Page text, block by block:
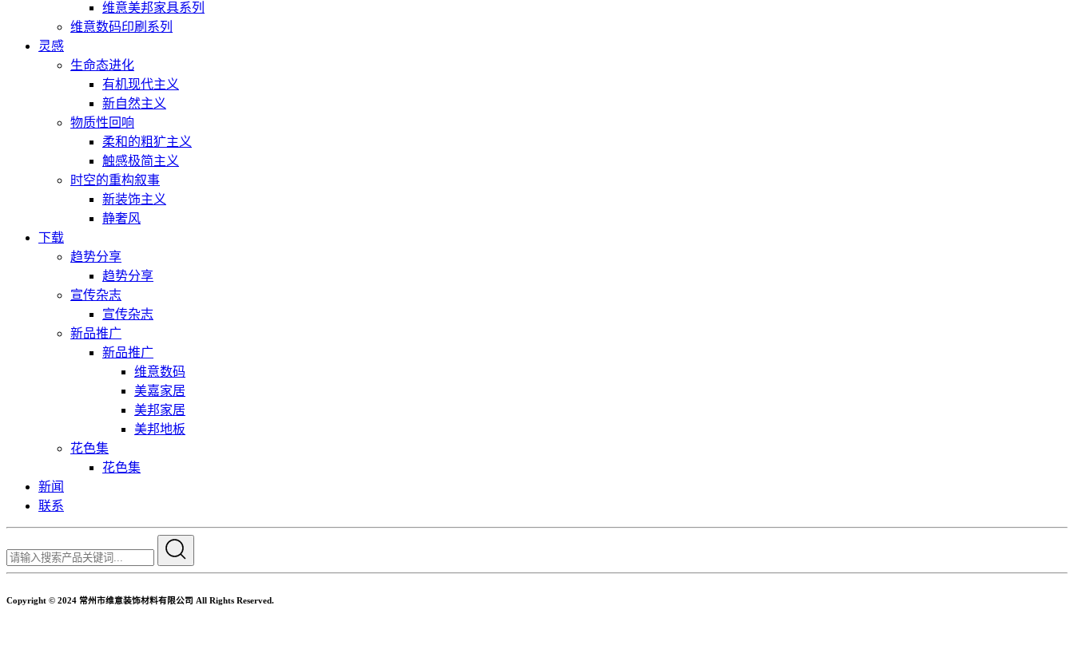
维意美邦家具系列
维意数码印刷系列
灵感
生命态进化
有机现代主义
新自然主义
物质性回响
柔和的粗犷主义
触感极简主义
时空的重构叙事
新装饰主义
静奢风
下载
趋势分享
趋势分享
宣传杂志
宣传杂志
新品推广
新品推广
维意数码
美嘉家居
美邦家居
美邦地板
花色集
花色集
新闻
联系
Copyright © 2024 常州市维意装饰材料有限公司 All Rights Reserved.